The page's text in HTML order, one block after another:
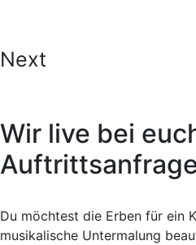
Next
Wir live bei
Du möchtest die Erben für ein
musikalische Untermalung